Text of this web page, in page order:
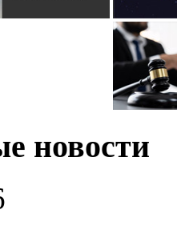
новости